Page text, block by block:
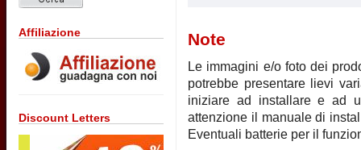
Affiliazione
Discount Letters
Note
Le immagini e/o foto dei
potrebbe presentare lievi
iniziare ad installare e ad
attenzione il manuale di
Eventuali batterie per il